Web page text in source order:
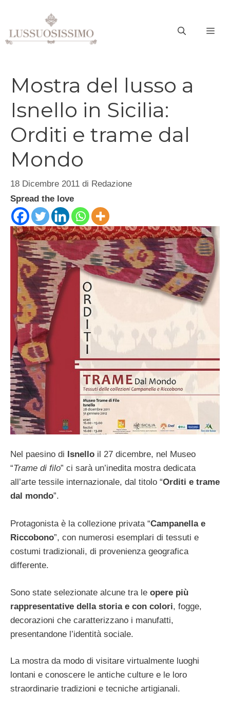
contenuto
Mostra del lusso a
Isnello in Sicilia:
Orditi e trame dal
Mondo
18 Dicembre 2011 di Redazione
Spread the love
Nel paesino di Isnello il 27 dicembre, nel Museo
“Trame di filo” ci sarà un’inedita mostra dedicata
all’arte tessile internazionale, dal titolo “Orditi e trame
dal mondo”.
Protagonista è la collezione privata “Campanella e
Riccobono”, con numerosi esemplari di tessuti e
costumi tradizionali, di provenienza geografica
differente.
Sono state selezionate alcune tra le opere più
rappresentative della storia e con colori, fogge,
decorazioni che caratterizzano i manufatti,
presentandone l’identità sociale.
La mostra da modo di visitare virtualmente luoghi
lontani e conoscere le antiche culture e le loro
straordinarie tradizioni e tecniche artigianali.